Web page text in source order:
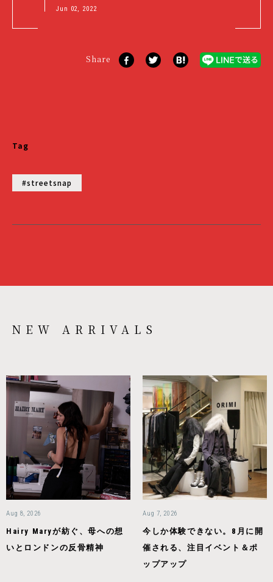
ナーのメッセージとは。
Jun 02, 2022
Share
Tag
#streetsnap
NEW ARRIVALS
Aug 8, 2026
Hairy Maryが紡ぐ、母への想
いとロンドンの反骨精神
Aug 7, 2026
今しか体験できない。8月に開
催される、注目イベント＆ポ
ップアップ